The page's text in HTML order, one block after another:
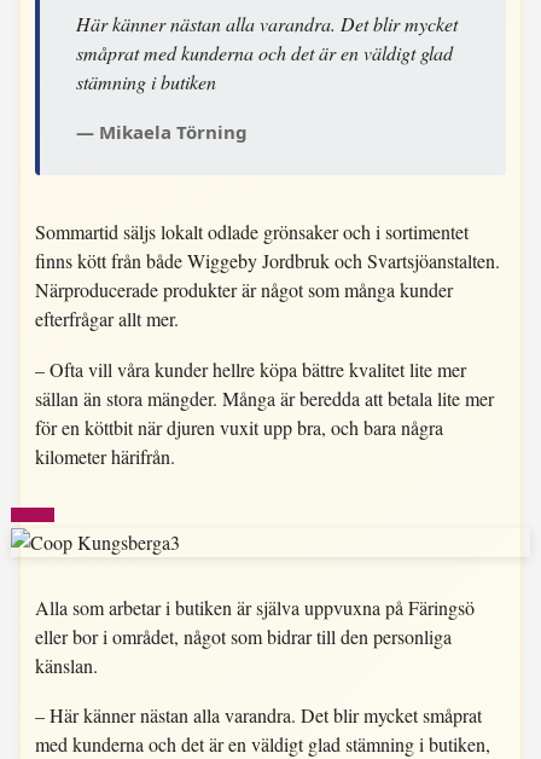
Här känner nästan alla varandra. Det blir mycket
småprat med kunderna och det är en väldigt glad
stämning i butiken
Mikaela Törning
Sommartid säljs lokalt odlade grönsaker och i sortimentet
finns kött från både Wiggeby Jordbruk och Svartsjöanstalten.
Närproducerade produkter är något som många kunder
efterfrågar allt mer.
– Ofta vill våra kunder hellre köpa bättre kvalitet lite mer
sällan än stora mängder. Många är beredda att betala lite mer
för en köttbit när djuren vuxit upp bra, och bara några
kilometer härifrån.
Alla som arbetar i butiken är själva uppvuxna på Färingsö
eller bor i området, något som bidrar till den personliga
känslan.
– Här känner nästan alla varandra. Det blir mycket småprat
med kunderna och det är en väldigt glad stämning i butiken,